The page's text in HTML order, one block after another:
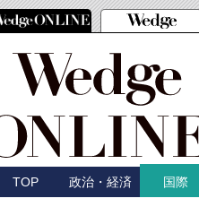
TOP 政治・経済 国際